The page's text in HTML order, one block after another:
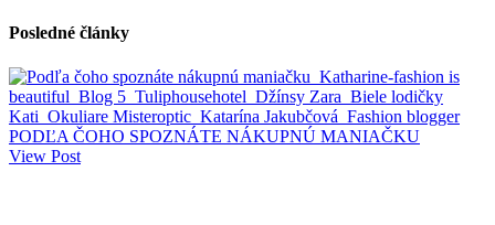
Posledné články
PODĽA ČOHO SPOZNÁTE NÁKUPNÚ MANIAČKU
View Post